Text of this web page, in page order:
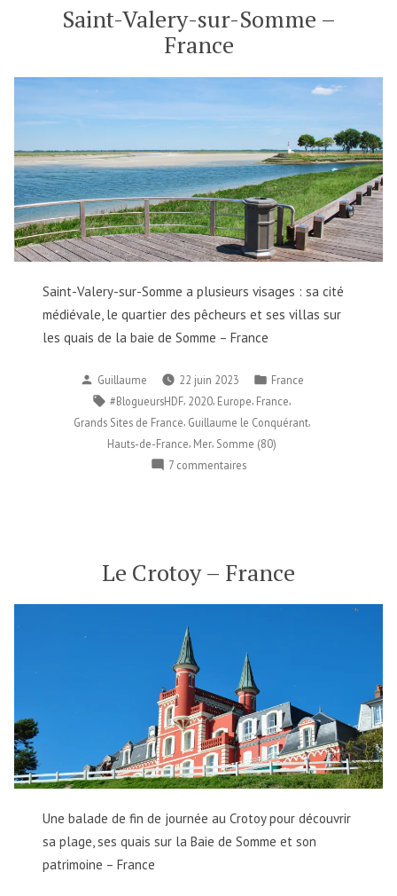
ornithologique
du
Saint-Valery-sur-Somme –
France
Saint-Valery-sur-Somme a plusieurs visages : sa cité
médiévale, le quartier des pêcheurs et ses villas sur
les quais de la baie de Somme – France
Publié
par
Guillaume 22 juin 2023
Publié
dans
France
Étiquettes :
#BlogueursHDF 2020 Europe France
Grands Sites de France Guillaume le Conquérant,
Hauts-de-France Mer, Somme (80)
7 commentairessur
France
Le Crotoy – France
Une balade de fin de journée au Crotoy pour découvrir
sa plage, ses quais sur la Baie de Somme et son
patrimoine – France